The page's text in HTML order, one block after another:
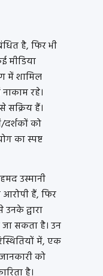
है, फिर भी
मीडिया
में शामिल
रहे।
सक्रिय हैं।
दर्शकों को
का स्पष्ट
उस्मानी
हैं, फिर
द्वारा
सकता है। उन
में, एक
को